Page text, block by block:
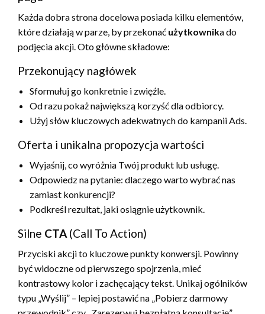
Każda dobra strona docelowa posiada kilku elementów,
które działają w parze, by przekonać użytkownika do
podjęcia akcji. Oto główne składowe:
Przekonujący nagłówek
Sformułuj go konkretnie i zwięźle.
Od razu pokaż największą korzyść dla odbiorcy.
Użyj słów kluczowych adekwatnych do kampanii Ads.
Oferta i unikalna propozycja wartości
Wyjaśnij, co wyróżnia Twój produkt lub usługę.
Odpowiedz na pytanie: dlaczego warto wybrać nas
zamiast konkurencji?
Podkreśl rezultat, jaki osiągnie użytkownik.
Silne CTA (Call To Action)
Przyciski akcji to kluczowe punkty konwersji. Powinny
być widoczne od pierwszego spojrzenia, mieć
kontrastowy kolor i zachęcający tekst. Unikaj ogólników
typu „Wyślij” – lepiej postawić na „Pobierz darmowy